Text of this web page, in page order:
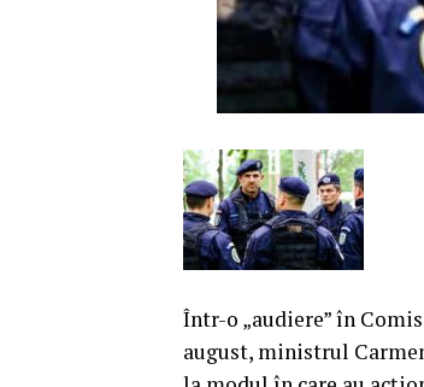
Într-o „audiere” în
august, ministrul